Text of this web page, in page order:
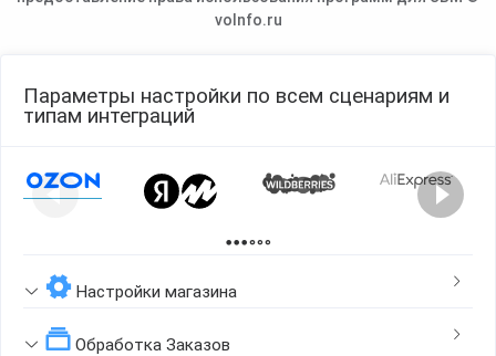
voInfo.ru
Параметры настройки по всем сценариям и
типам интеграций
Настройки магазина
Обработка Заказов